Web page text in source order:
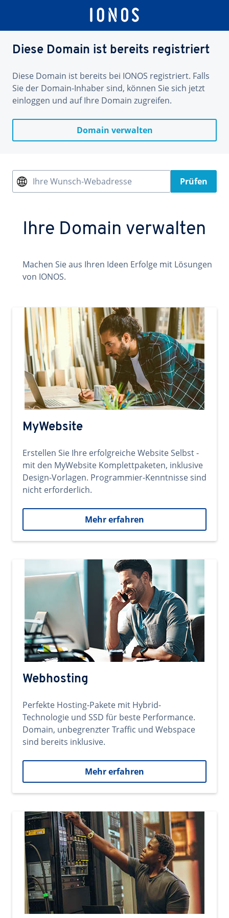
Diese Domain ist bereits registriert
Diese Domain ist bereits bei IONOS registriert. Falls
Sie der Domain-Inhaber sind, können Sie sich jetzt
einloggen und auf Ihre Domain zugreifen.
Domain verwalten
Ihre Wunsch-Webadresse Prüfen
Ihre Domain verwalten
Machen Sie aus Ihren Ideen Erfolge mit Lösungen
von IONOS.
MyWebsite
Erstellen Sie Ihre erfolgreiche Website Selbst -
mit den MyWebsite Komplettpaketen, inklusive
Design-Vorlagen. Programmier-Kenntnisse sind
nicht erforderlich.
Mehr erfahren
Webhosting
Perfekte Hosting-Pakete mit Hybrid-
Technologie und SSD für beste Performance.
Domain, unbegrenzter Traffic und Webspace
sind bereits inklusive.
Mehr erfahren